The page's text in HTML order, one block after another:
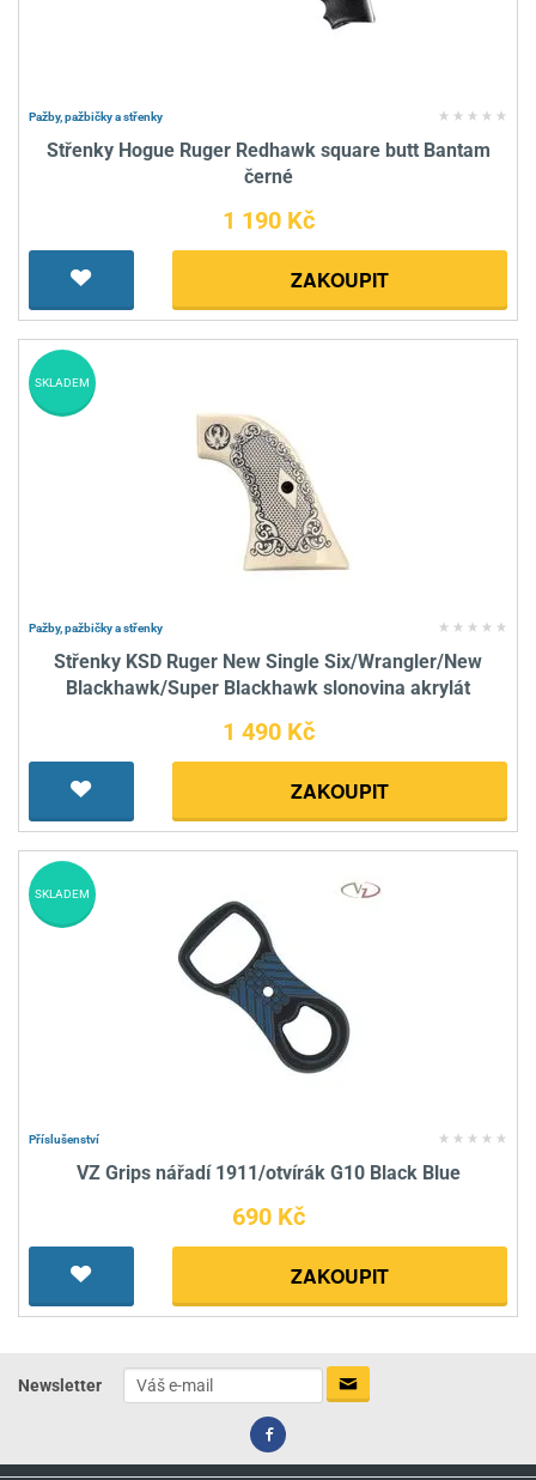
Pažby, pažbičky a střenky
Střenky Hogue Ruger Redhawk square butt Bantam
černé
1 190 Kč
ZAKOUPIT
Pažby, pažbičky a střenky
Střenky KSD Ruger New Single Six/Wrangler/New
Blackhawk/Super Blackhawk slonovina akrylát
1 490 Kč
ZAKOUPIT
SKLADEM
Příslušenství
VZ Grips nářadí 1911/otvírák G10 Black Blue
690 Kč
ZAKOUPIT
SKLADEM
Newsletter